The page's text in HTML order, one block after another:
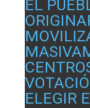
EL
ELEGIR